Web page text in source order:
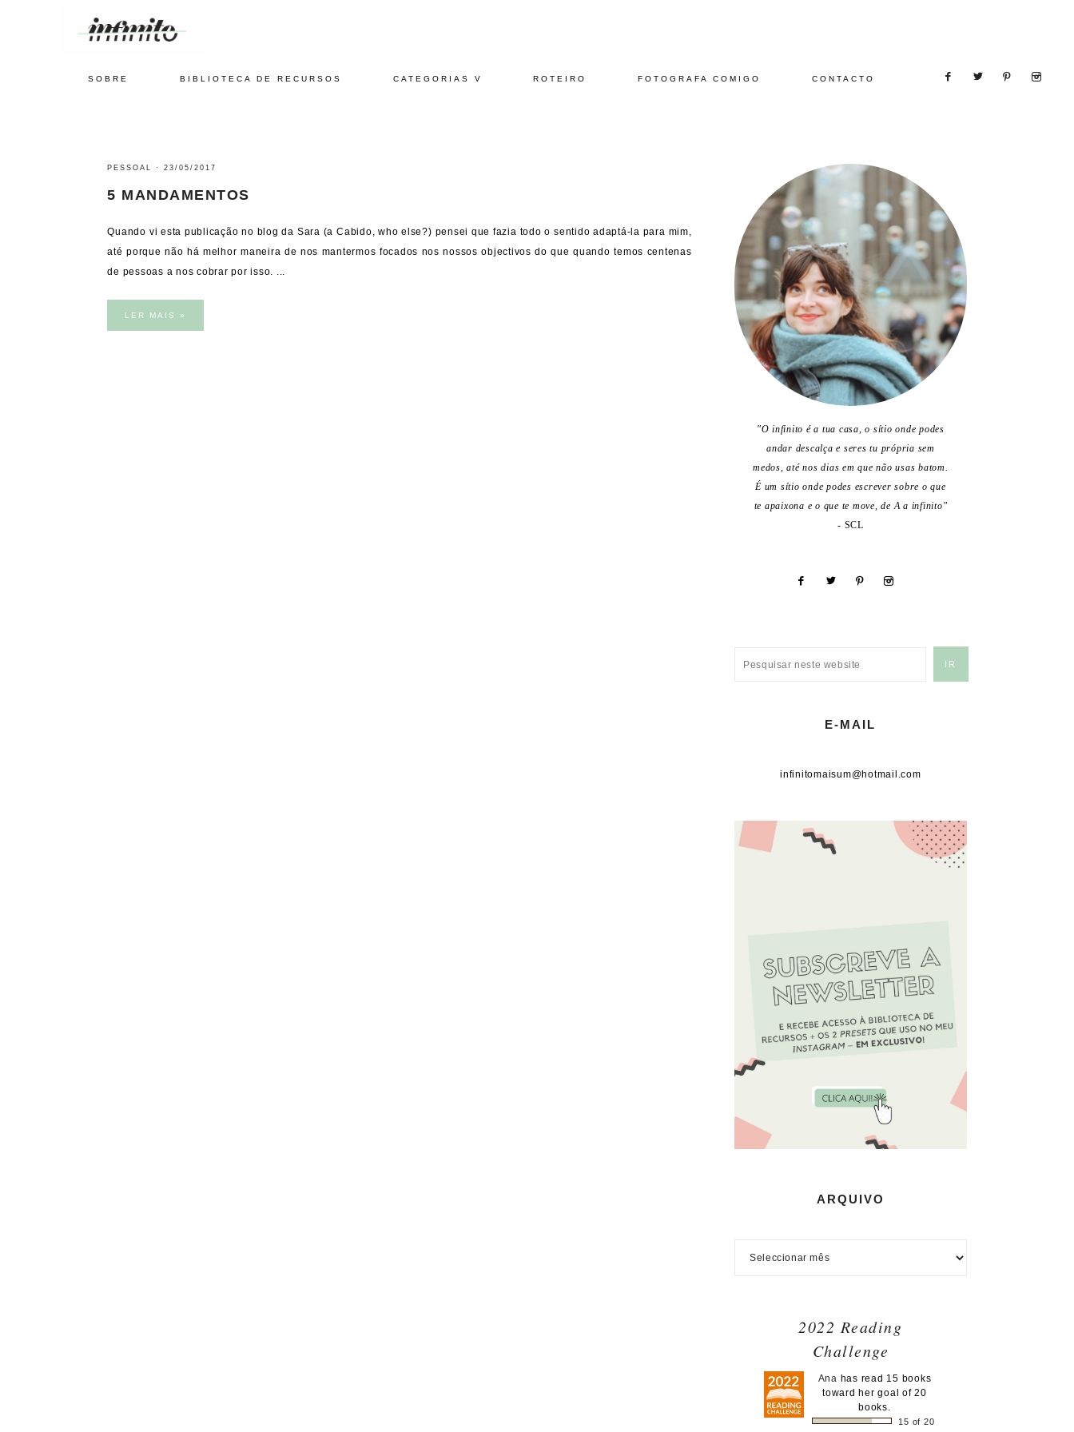
SOBRE BIBLIOTECA DE RECURSOS CATEGORIAS V ROTEIRO FOTOGRAFA COMIGO CONTACTO
PESSOAL ·23/05/2017
5 MANDAMENTOS
Quando vi esta publicação no blog da Sara (a Cabido, who else?) pensei que fazia todo o sentido adaptá-la para mim,
até porque não há melhor maneira de nos mantermos focados nos nossos objectivos do que quando temos centenas
de pessoas a nos cobrar por isso. ...
LER MAIS »
"O infinito é a tua casa, o sítio onde podes
andar descalça e seres tu própria sem
medos, até nos dias em que não usas batom.
É um sítio onde podes escrever sobre o que
te apaixona e o que te move, de A a infinito"
- SCL
E-MAIL
infinitomaisum@hotmail.com
ARQUIVO
2022 Reading
Challenge
Ana has read 15 books
toward her goal of 20
books.
15 of 20